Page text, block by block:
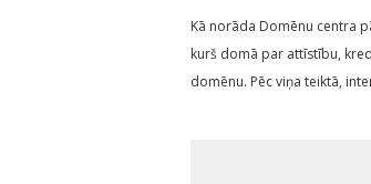
Kā norāda Domēnu centra
kurš domā par attīstību,
domēnu. Pēc viņa teiktā,